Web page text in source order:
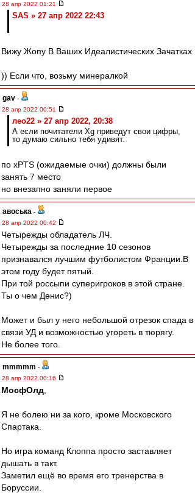
28 апр 2022 01:21
SAS » 27 апр 2022 22:43
Вижу Жопу В Ваших Идеалистических Зачатках
)) Если что, возьму минералкой
gav -
28 апр 2022 00:51
лео22 » 27 апр 2022, 20:38
А если почитатели Xg приведут свои цифры,
то думаю сильно тебя удивят.
по xPTS (ожидаемые очки) должны были
занять 7 место
но внезапно заняли первое
авоська -
28 апр 2022 00:42
Четырежды обладатель ЛЧ.
Четырежды за последние 10 сезонов
признавался лучшим футболистом Франции.В
этом году будет пятый.
При той россыпи суперигроков в этой стране.
Ты о чем Денис?)
Может и был у него небольшой отрезок спада в
связи УД и возможностью угореть в тюрягу.
Не более того.
mmmmm -
28 апр 2022 00:16
МосфОлд
Я не болею ни за кого, кроме Московского
Спартака.
Но игра команд Клоппа просто заставляет
дышать в такт.
Заметил ещё во время его тренерства в
Боруссии.